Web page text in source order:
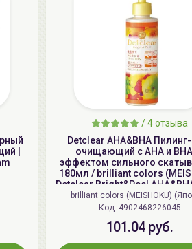
AiliCode Восстанавливающий крем-
|
/4 отзыва
Detclear AHA&BHA
очищающий с AHA и
эффектом сильного
180мл / brilliant colors
Detclear Bright&Peel
Peeling Jelly
brilliant colors (MEISHOKU)
Код: 4902468226045
101.04 руб.